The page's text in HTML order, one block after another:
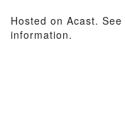
Hosted on Acast. See
information.